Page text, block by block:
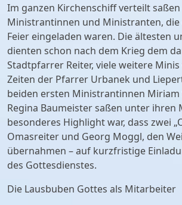
Im ganzen Kirchenschiff verteilt
Ministrantinnen und Ministranten, die
Feier eingeladen waren. Die ältesten
dienten schon nach dem Krieg dem
Stadtpfarrer Reiter, viele weitere
Zeiten der Pfarrer Urbanek und
beiden ersten Ministrantinnen
Regina Baumeister saßen unter ihren
besonderes Highlight war, dass zwei
Omasreiter und Georg Moggl, den
übernahmen – auf kurzfristige
des Gottesdienstes.
Die Lausbuben Gottes als Mitarbeiter